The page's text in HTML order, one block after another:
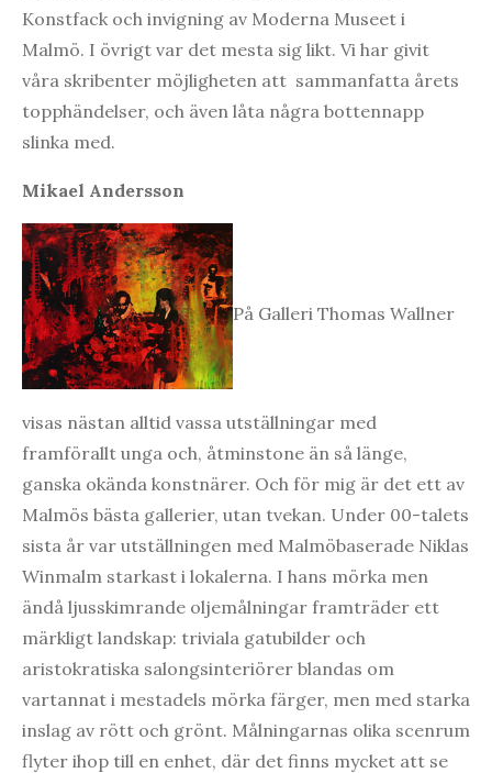
Konstfack och invigning av Moderna Museet i
Malmö. I övrigt var det mesta sig likt. Vi har givit
våra skribenter möjligheten att sammanfatta årets
topphändelser, och även låta några bottennapp
slinka med.
Mikael Andersson
På Galleri Thomas Wallner
visas nästan alltid vassa utställningar med
framförallt unga och, åtminstone än så länge,
ganska okända konstnärer. Och för mig är det ett av
Malmös bästa gallerier, utan tvekan. Under 00-talets
sista år var utställningen med Malmöbaserade Niklas
Winmalm starkast i lokalerna. I hans mörka men
ändå ljusskimrande oljemålningar framträder ett
märkligt landskap: triviala gatubilder och
aristokratiska salongsinteriörer blandas om
vartannat i mestadels mörka färger, men med starka
inslag av rött och grönt. Målningarnas olika scenrum
flyter ihop till en enhet, där det finns mycket att se